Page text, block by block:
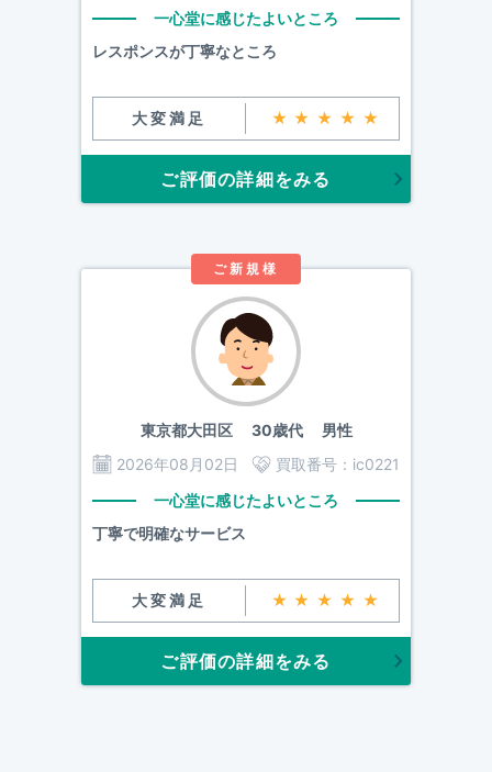
一心堂に感じたよいところ
レスポンスが丁寧なところ
大変満足 ★★★★★
ご評価の詳細をみる
ご新規様
東京都大田区30歳代 男性
2026年08月02日
買取番号： ic0221
一心堂に感じたよいところ
丁寧で明確なサービス
大変満足 ★★★★★
ご評価の詳細をみる